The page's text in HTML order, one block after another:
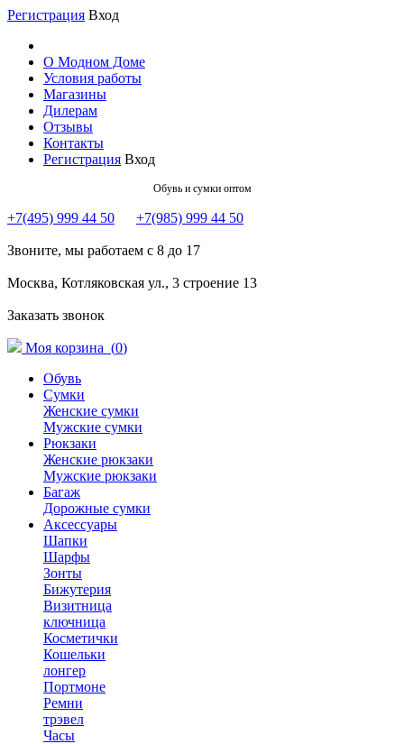
Регистрация Вход
О Модном Доме
Условия работы
Магазины
Дилерам
Отзывы
Контакты
Регистрация Вход
Обувь и сумки оптом
+7(495) 999 44 50 +7(985) 999 44 50
Звоните, мы работаем с 8 до 17
Москва, Котляковская ул., 3 строение 13
Заказать звонок
Моя корзина (0)
Обувь
Сумки
Женские сумки
Мужские сумки
Рюкзаки
Женские рюкзаки
Мужские рюкзаки
Багаж
Дорожные сумки
Аксессуары
Шапки
Шарфы
Зонты
Бижутерия
Визитница
ключница
Косметички
Кошельки
лонгер
Портмоне
Ремни
трэвел
Часы